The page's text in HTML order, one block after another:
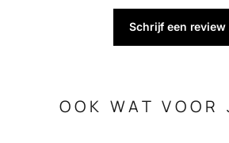
Schrijf een review
OOK WAT VOOR